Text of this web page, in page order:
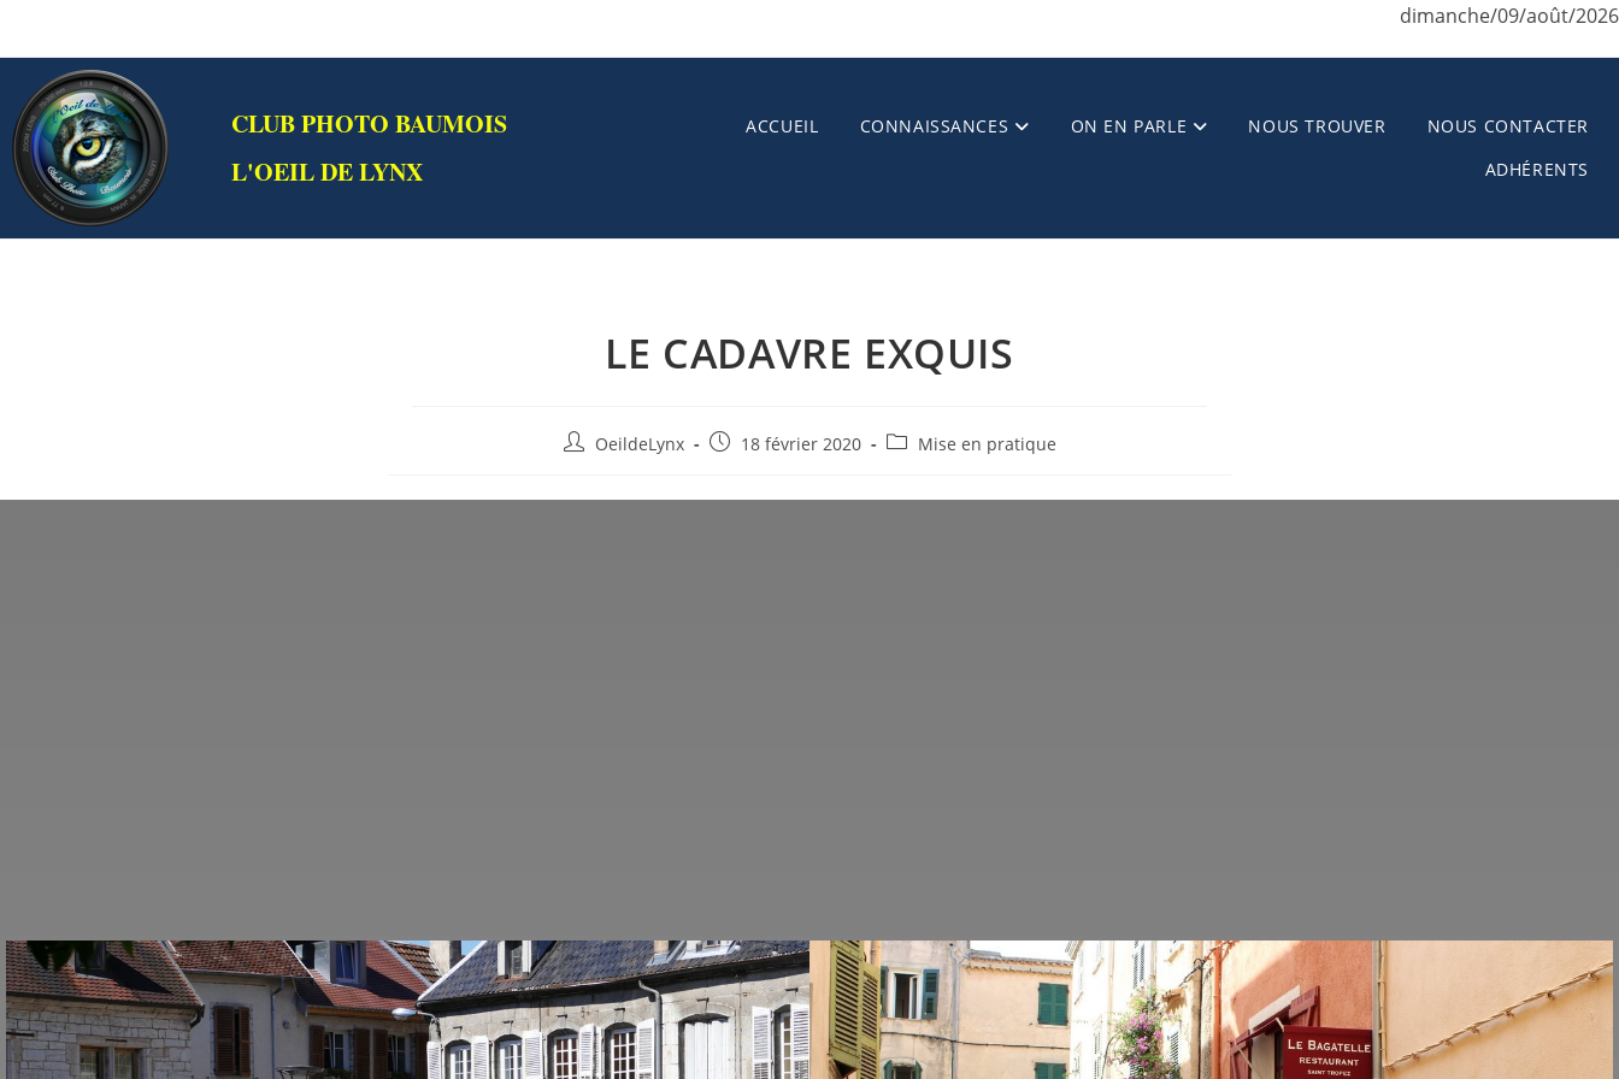
dimanche/09/août/2026
CLUB PHOTO BAUMOIS
L'OEIL DE LYNX
ACCUEIL CONNAISSANCES ON EN PARLE NOUS TROUVER
NOUS CONTACTER
ADHÉRENTS
LE CADAVRE EXQUIS
OeildeLynx 18 février 2020 Mise en pratique